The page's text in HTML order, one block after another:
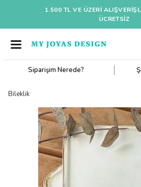
1.500 TL VE ÜZERI
ÜCRETSİZ
Siparişim Nerede?
Bileklik